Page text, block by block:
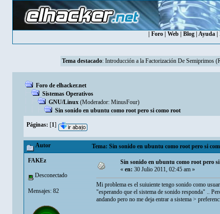
Foro| Web| Blog| Ayuda|
Tema destacado: Introducción a la Factorización De Semiprimos
Foro de elhacker.net
Sistemas Operativos
GNU/Linux (Moderador: MinusFour)
Sin sonido en ubuntu como root pero si como root
Páginas: [1]
Autor Tema: Sin sonido en ubuntu como root pero si
FAKEz
Desconectado
Mensajes: 82
Sin sonido en ubuntu como root pero
«en:30 Julio 2011, 02:45 am »
Mi problema es el suiuiente tengo sonido como
"esperando que el sistema de sonido responda" ..
andando pero no me deja entrar a sistema >